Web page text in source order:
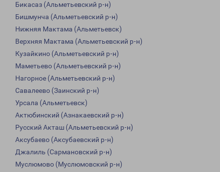
Бикасаз (Альметьевский р-н)
Бишмунча (Альметьевский р-н)
Нижняя Мактама (Альметьевск)
Верхняя Мактама (Альметьевский р-н)
Кузайкино (Альметьевский р-н)
Маметьево (Альметьевский р-н)
Нагорное (Альметьевский р-н)
Савалеево (Заинский р-н)
Урсала (Альметьевск)
Актюбинский (Азнакаевский р-н)
Русский Акташ (Альметьевский р-н)
Аксубаево (Аксубаевский р-н)
Джалиль (Сармановский р-н)
Муслюмово (Муслюмовский р-н)